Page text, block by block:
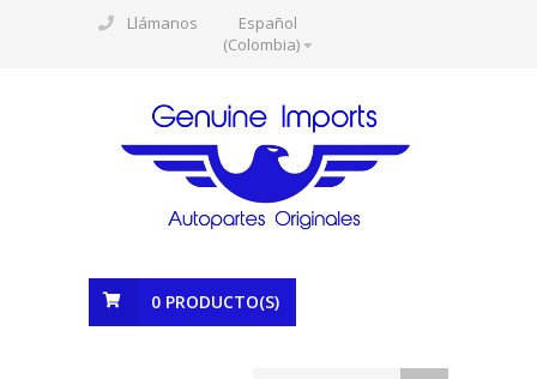
Llámanos
Español
(Colombia)
0 PRODUCTO(S)